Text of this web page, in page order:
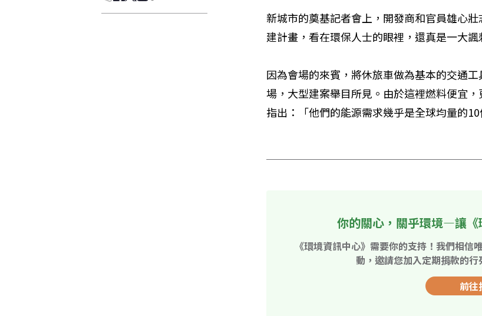
新城市的奠基記者會上，開發商和官員雄心
建計畫，看在環保人士的眼裡，還真是一大諷
因為會場的來賓，將休旅車做為基本的交通
場，大型建案舉目所見。由於這裡燃料便宜
指出：「他們的能源需求幾乎是全球均量的
你的關心，關乎環境—讓《
《環境資訊中心》需要你的支持！我們相
動，邀請您加入定期捐款的
前往